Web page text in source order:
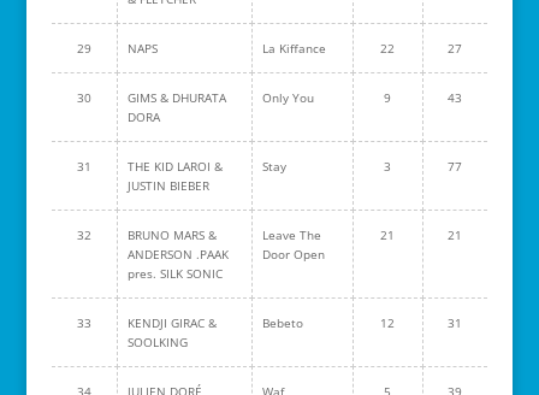
29 NAPS La Kiffance 22 27
30
GIMS & DHURATA
DORA
Only You 9 43
31
THE KID LAROI &
JUSTIN BIEBER
Stay 3 77
32
BRUNO MARS &
ANDERSON .PAAK
pres. SILK SONIC
Leave The
Door Open
21 21
33
KENDJI GIRAC &
SOOLKING
Bebeto 12 31
34 JULIEN DORÉ Waf 5 39